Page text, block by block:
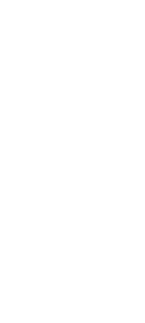
メンテナンス業務
しています。燃料
の燃料設備、発電
。また、海を埋め
震や台風に備えた
は、海や地中とい
ンジニアの大きな